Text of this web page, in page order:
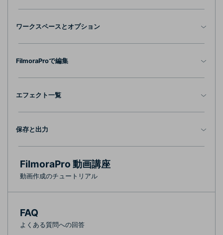
ワークスペースとオプション
FilmoraProで編集
エフェクト一覧
保存と出力
FilmoraPro 動画講座
動画作成のチュートリアル
FAQ
よくある質問への回答